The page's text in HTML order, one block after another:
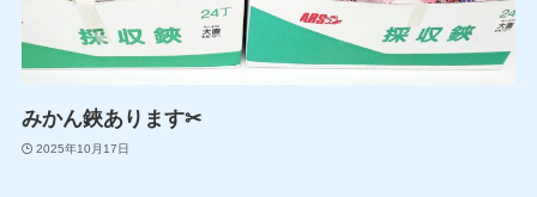
みかん鋏あります✂
2025年10月17日